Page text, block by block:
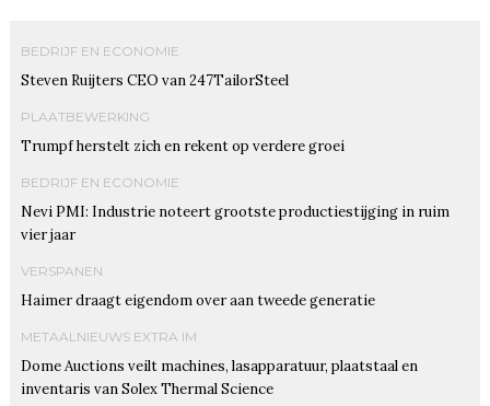
BEDRIJF EN ECONOMIE
Steven Ruijters CEO van 247TailorSteel
PLAATBEWERKING
Trumpf herstelt zich en rekent op verdere groei
BEDRIJF EN ECONOMIE
Nevi PMI: Industrie noteert grootste productiestijging in ruim
vier jaar
VERSPANEN
Haimer draagt eigendom over aan tweede generatie
METAALNIEUWS EXTRA IM
Dome Auctions veilt machines, lasapparatuur, plaatstaal en
inventaris van Solex Thermal Science